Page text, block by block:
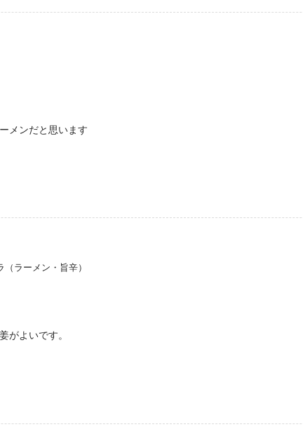
メンだと思います
ラーメン・旨辛）
がよいです。